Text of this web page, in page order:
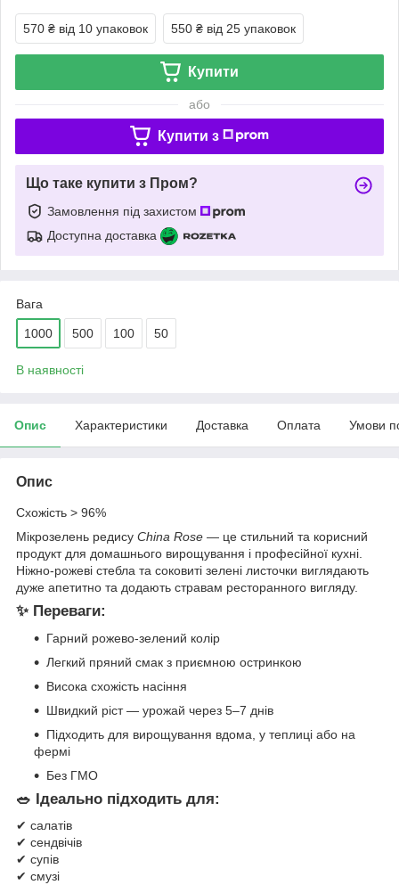
570 ₴ від 10 упаковок 550 ₴ від 25 упаковок
Купити
або
Купити з
Що таке купити з Пром?
Замовлення під захистом
Доступна доставка
Вага
1000 500 100 50
В наявності
Опис Характеристики Доставка Оплата Умови
Опис
Схожість > 96%
Мікрозелень редису China Rose — це стильний та корисний
продукт для домашнього вирощування і професійної кухні.
Ніжно-рожеві стебла та соковиті зелені листочки виглядають
дуже апетитно та додають стравам ресторанного вигляду.
✨ Переваги:
Гарний рожево-зелений колір
Легкий пряний смак з приємною остринкою
Висока схожість насіння
Швидкий ріст — урожай через 5–7 днів
Підходить для вирощування вдома, у теплиці або на
фермі
Без ГМО
🥗 Ідеально підходить для:
✔ салатів
✔ сендвічів
✔ супів
✔ смузі